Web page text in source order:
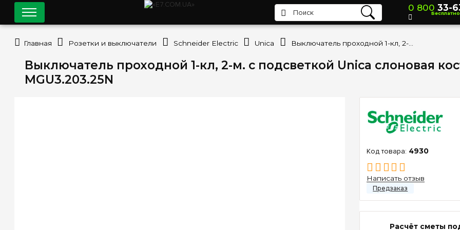
Выключатель проходной 1-кл, 2-м. c подсветкой Unica слоновая
MGU3.203.25N
4930
Написать отзыв
Расчёт сметы
0 800 33-
Бесплатно
Главная Розетки и выключатели Schneider Electric Unica